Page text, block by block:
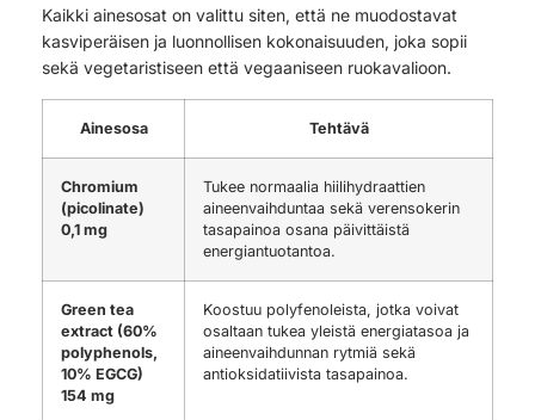
Kaikki ainesosat on valittu siten, että ne muodostavat
kasviperäisen ja luonnollisen kokonaisuuden, joka sopii
sekä vegetaristiseen että vegaaniseen ruokavalioon.
Ainesosa Tehtävä
Chromium
(picolinate)
0,1 mg
Tukee normaalia hiilihydraattien
aineenvaihduntaa sekä verensokerin
tasapainoa osana päivittäistä
energiantuotantoa.
Green tea
extract (60%
polyphenols,
10% EGCG)
154 mg
Koostuu polyfenoleista, jotka voivat
osaltaan tukea yleistä energiatasoa ja
aineenvaihdunnan rytmiä sekä
antioksidatiivista tasapainoa.